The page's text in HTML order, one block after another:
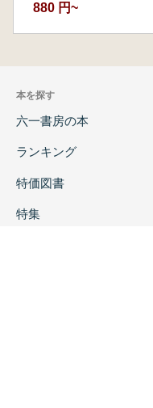
880 円~
本を探す
六一書房の本
ランキング
特価図書
特集